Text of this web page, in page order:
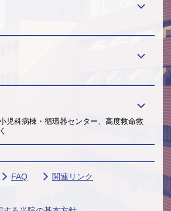
児科病棟・循環器センター、高度救命救
FAQ
関連リンク